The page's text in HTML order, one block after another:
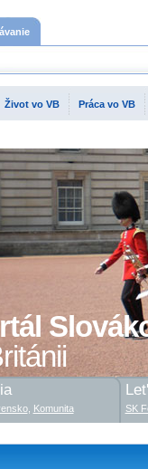
Život vo VB Práca vo VB
, Komunita SK